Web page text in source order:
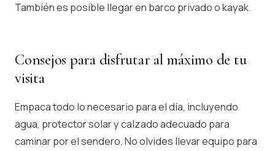
También es posible llegar en barco privado o kayak.
Consejos para disfrutar al máximo de tu
visita
Empaca todo lo necesario para el día, incluyendo
agua, protector solar y calzado adecuado para
caminar por el sendero. No olvides llevar equipo para